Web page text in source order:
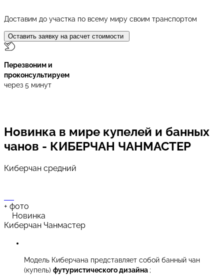
Доставим до участка по всему миру своим транспортом
Оставить заявку на расчет стоимости
Перезвоним и
проконсультируем
через 5 минут
Новинка в мире купелей и банных
чанов - КИБЕРЧАН ЧАНМАСТЕР
Киберчан средний
+ фото
Новинка
Киберчан Чанмастер
Модель Киберчана представляет собой банный чан
(купель) футуристического дизайна ;